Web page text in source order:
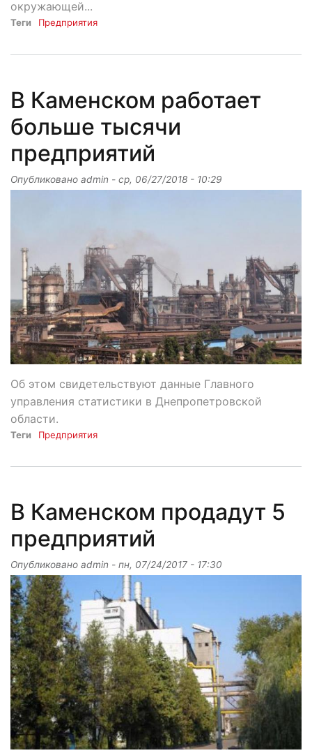
окружающей...
Теги Предприятия
В Каменском работает
больше тысячи
предприятий
Опубликовано admin - ср, 06/27/2018 - 10:29
Об этом свидетельствуют данные Главного
управления статистики в Днепропетровской
области.
Теги Предприятия
В Каменском продадут 5
предприятий
Опубликовано admin - пн, 07/24/2017 - 17:30